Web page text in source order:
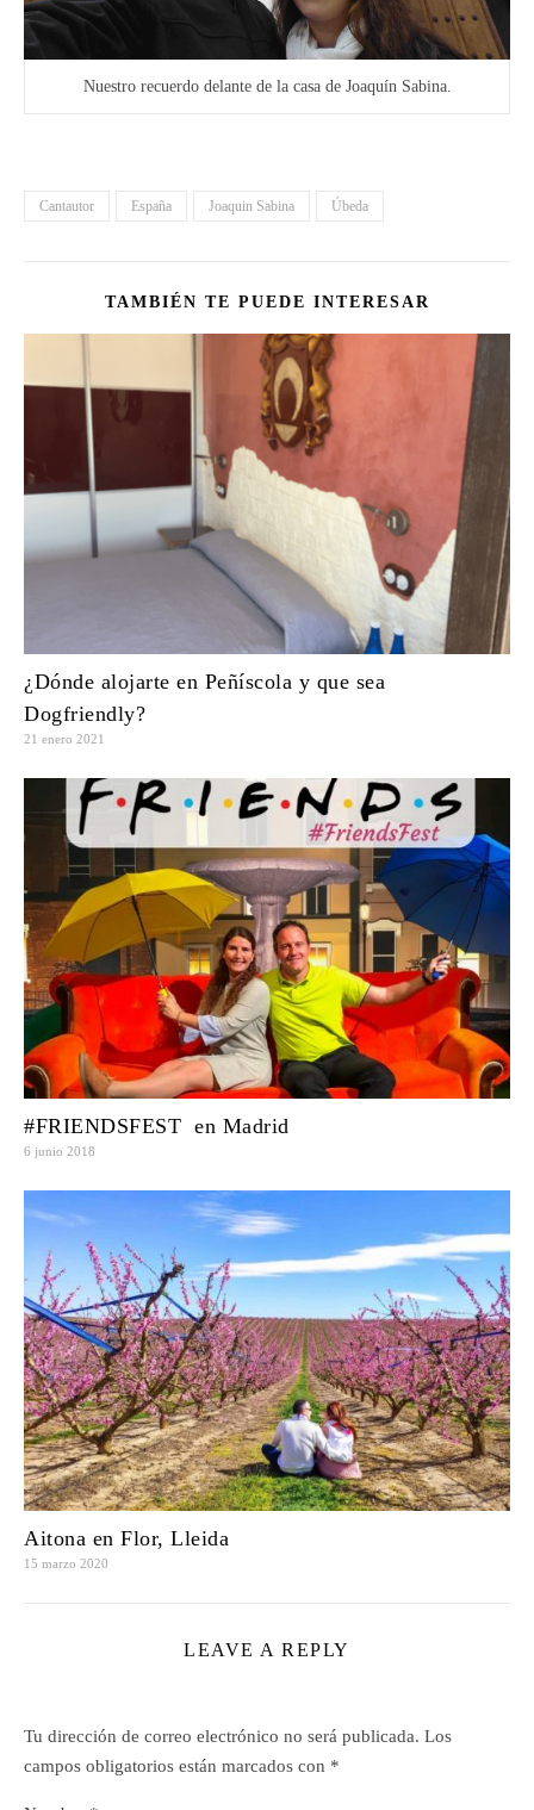
Nuestro recuerdo delante de la casa de Joaquín Sabina.
Cantautor España Joaquin Sabina Úbeda
TAMBIÉN TE PUEDE INTERESAR
¿Dónde alojarte en Peñíscola y que sea
Dogfriendly?
21 enero 2021
#FRIENDSFEST en Madrid
6 junio 2018
Aitona en Flor, Lleida
15 marzo 2020
LEAVE A REPLY
Tu dirección de correo electrónico no será publicada. Los
campos obligatorios están marcados con *